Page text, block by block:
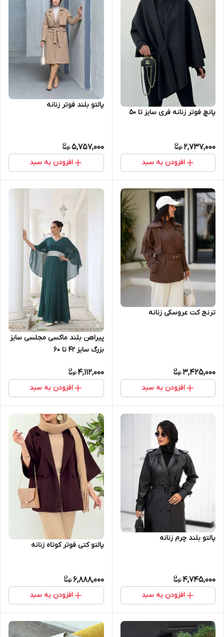
پانچ فوتر زنانه فری سایز تا ۵۰
2,737,000
افزودن به سبد
پالتو بلند فوتر زنانه
5,757,000
افزودن به سبد
ترنج کت عروسکی زنانه
3,425,000
افزودن به سبد
پیراهن بلند ماکسی مجلسی سایز
بزرگ سایز ۴۲ تا ۶۰
4,112,000
افزودن به سبد
پالتو بلند چرم زنانه
4,745,000
افزودن به سبد
پالتو کتی فوتر کوتاه زنانه
6,888,000
افزودن به سبد